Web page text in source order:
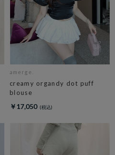
amerge.
creamy organdy dot puff
blouse
￥17,050